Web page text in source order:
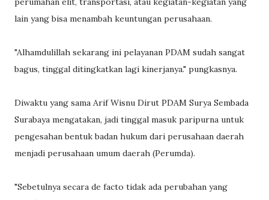
lain yang bisa menambah keuntungan perusahaan.
"Alhamdulillah sekarang ini pelayanan PDAM sudah sangat
bagus, tinggal ditingkatkan lagi kinerjanya." pungkasnya.
Diwaktu yang sama Arif Wisnu Dirut PDAM Surya Sembada
Surabaya mengatakan, jadi tinggal masuk paripurna untuk
pengesahan bentuk badan hukum dari perusahaan daerah
menjadi perusahaan umum daerah (Perumda).
"Sebetulnya secara de facto tidak ada perubahan yang